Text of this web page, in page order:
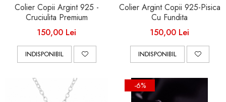
Colier Copii Argint 925 -
Cruciulita Premium
150,00 Lei
INDISPONIBIL
Colier Argint Copii 925-Pisica
Cu Fundita
150,00 Lei
INDISPONIBIL
-6%